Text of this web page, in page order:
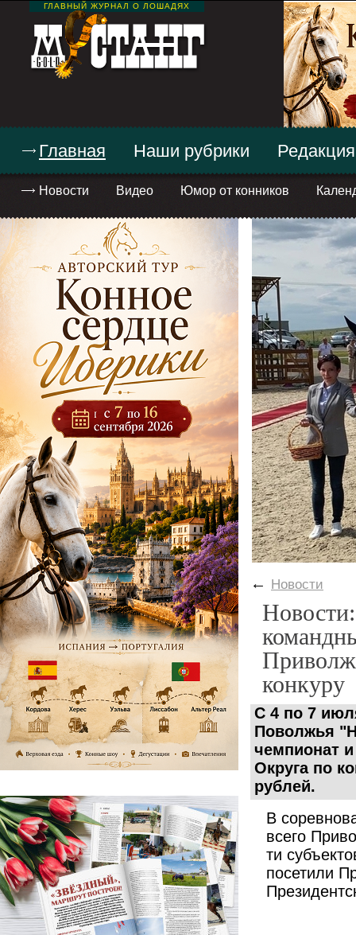
ГЛАВНЫЙ ЖУРНАЛ О ЛОШАДЯХ
Главная
Новости Видео Юмор от конников
Наши рубрики Редакция
← Новости
конкуру
С 4 по 7
Поволжья
чемпионат
Округа по
рублей.
В
всего
ти
посетили